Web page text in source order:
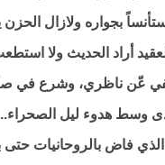
بجواره ولازال
أراد الحديث ولا
عّن ناظري، وشرع في
وسط هدوء ليل الصحراء..
فاض بالروحانيات حتى